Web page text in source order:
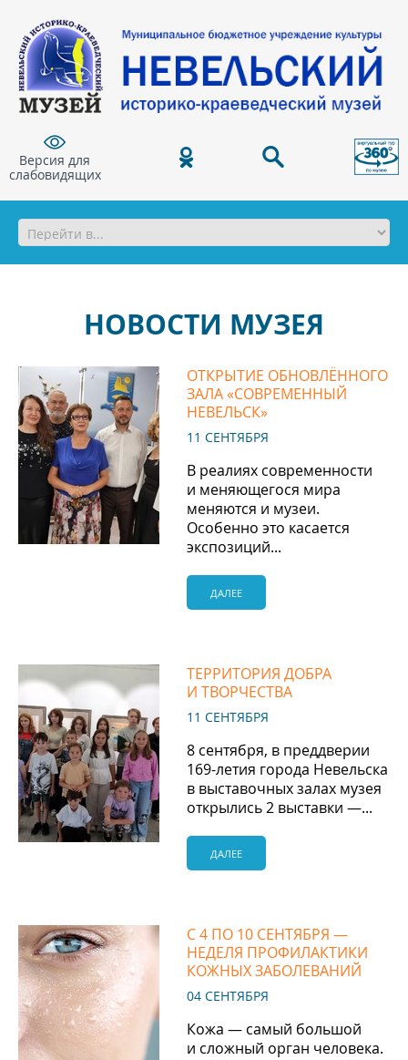
Версия для
слабовидящих
НОВОСТИ МУЗЕЯ
ОТКРЫТИЕ ОБНОВЛЁННОГО
ЗАЛА «СОВРЕМЕННЫЙ
НЕВЕЛЬСК»
11 СЕНТЯБРЯ
В реалиях современности
и меняющегося мира
меняются и музеи.
Особенно это касается
экспозиций...
ДАЛЕЕ
ТЕРРИТОРИЯ ДОБРА
И ТВОРЧЕСТВА
11 СЕНТЯБРЯ
8 сентября, в преддверии
169-летия города Невельска
в выставочных залах музея
открылись 2 выставки —...
ДАЛЕЕ
С 4 ПО 10 СЕНТЯБРЯ —
НЕДЕЛЯ ПРОФИЛАКТИКИ
КОЖНЫХ ЗАБОЛЕВАНИЙ
04 СЕНТЯБРЯ
Кожа — самый большой
и сложный орган человека.